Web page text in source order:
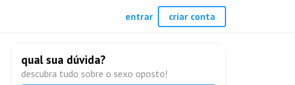
qual sua dúvida?
descubra tudo sobre o sexo oposto!
entrar criar conta